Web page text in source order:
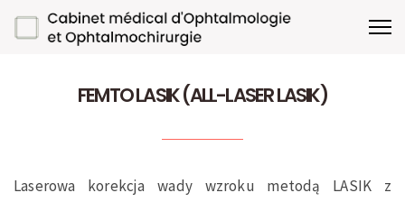
FEMTO LASIK (ALL-LASER LASIK)
Laserowa korekcja wady wzroku metodą LASIK z